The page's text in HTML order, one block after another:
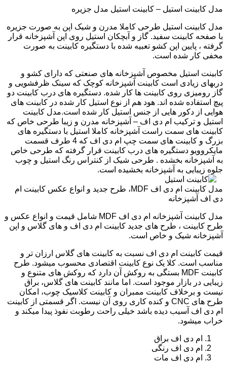
مدل کابینت استیل – کابینت استیل مدل جزیره
مدل کابینت استیل طرحی کاملا مدرن و شیک اپن به صورت جزیره
با صفحه کابینت سفید. گاز و آبچکان استیل روی اپن آشپزخانه قرار
گرفته ، پایین اپن کشو تعبیه شده با دستگیره کابینت به صورت
مخفی کار شده است.
کابینت استیل مخصوص آشپزخانه های صنعتی که دارای کشو و
دربهای زیادی است کابینت آشپزخانه کوچک که سینک ظرفشویی و
گاز رومیزی روی کابینت ها کار شده. دستگیره های درب کابینت دو
پیچ استفاده شده اند. هود هم از نوع استیل کار شده در کابینت های
هوایی از دکور هایی از جنس استیل کار شده است.مدل کابینت
استیل و ترکیب ام دی اف – آشپزخانه مدرن و زیبا طرحی خاص که
کابینت های سمت راست آشپزخانه کاملا استیل با دستگیره های
بزرگ و کابینت های سمت چپ ام دی اف که 4 طرف قسمت
مایکروویو دستگیره های درب کابینت قرار گرفته که طرحی خاص
به آشپزخانه بخشده . طرحی شیک از کنتراس رنگ استیل و چوب
جلوه زیبایی به آشپزخانه بخشیده است.
مدل کابینت ام دی اف MDF، طرح جدید و انواع عکس کابینت ام
دی اف آشپزخانه
مدل کابینت آشپزخانه ام دی اف MDF شامل قیمت و انواع عکس و
طرح کابینت ، طرح های جدید کابینت ام دی اف و های گلاس و اپن
آشپزخانه شیک و خاص است.
قیمت کابینت ام دی اف نسبت به کابینت های گلاس ارزان تر و
مناسب است. کلا یک نوع کابینت اقتصادی محسوب میشود. طرح
کابینت MDF بستگی به روکش آن دارد که روکش های متنوع و
زیبایی در بازار موجود است. اما مانند کابینت های گلاس، براق
نیست و برخلاف کابینت ممبران و کابینت کلاسیک چوب، امکان
طرح های CNC و کنده کاری روی آن نیست. اگر قسمتی از کابینت
ام دی اف آسیب دیده باشد خیلی راحت رطوبت نفوذ پیدا میکند و
خراب میشود.
ام دی اف براق
ام دی اف رنگی
ام دی اف مات